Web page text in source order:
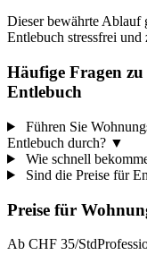
Dieser bewährte Ablauf
Entlebuch stressfrei
Häufige Fragen
Entlebuch
Führen Sie
Entlebuch durch? ▼
Wie schnell
Sind die Preise für
Preise für
Ab CHF 35/Std